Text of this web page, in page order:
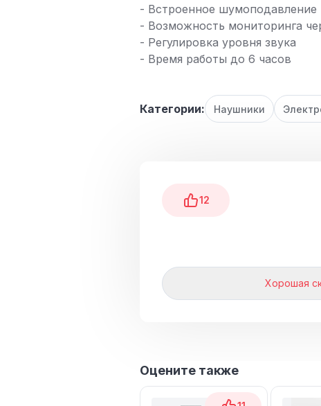
- Встроенное шумоподавление
- Возможность мониторинга
- Регулировка уровня звука
- Время работы до 6 часов
Категории: Наушники
12
Хорошая
Оцените также